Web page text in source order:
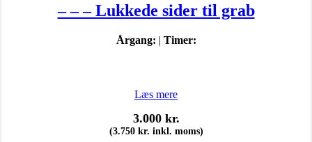
– – – Lukkede sider til grab
Årgang: | Timer:
Læs mere
3.000 kr.
(3.750 kr. inkl. moms)